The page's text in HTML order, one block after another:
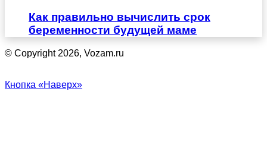
Как правильно вычислить срок
беременности будущей маме
© Copyright 2026, Vozam.ru
Кнопка «Наверх»